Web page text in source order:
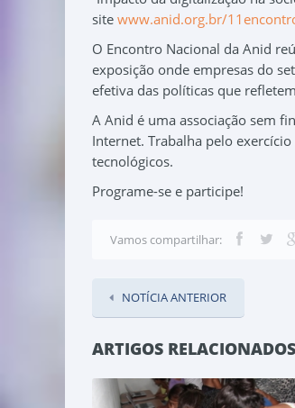
site www.anid.org.br/
O Encontro Nacional da Anid
exposição onde empresas do
efetiva das políticas que
A Anid é uma associação sem
Internet. Trabalha pelo
tecnológicos.
Programe-se e participe!
Vamos compartilhar:
NOTÍCIA ANTERIOR
ARTIGOS